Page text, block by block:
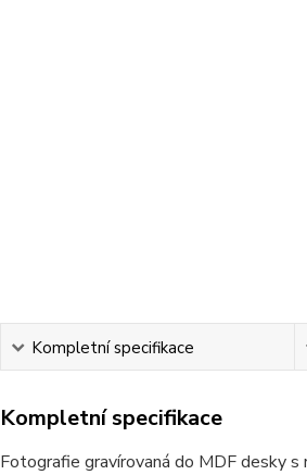
Kompletní specifikace
Kompletní specifikace
Fotografie gravírovaná do MDF desky